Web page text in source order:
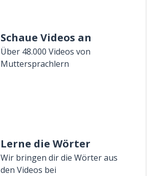
Schaue Videos an
Über 48.000 Videos von
Muttersprachlern
Lerne die Wörter
Wir bringen dir die Wörter aus
den Videos bei